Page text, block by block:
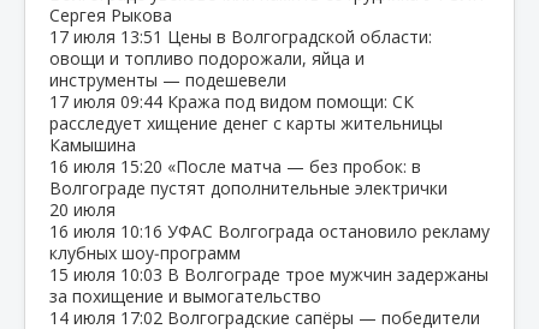
Сергея Рыкова
17 июля 13:51 Цены в Волгоградской области:
овощи и топливо подорожали, яйца и
инструменты — подешевели
17 июля 09:44 Кража под видом помощи: СК
расследует хищение денег с карты жительницы
Камышина
16 июля 15:20 «После матча — без пробок: в
Волгограде пустят дополнительные электрички
20 июля
16 июля 10:16 УФАС Волгограда остановило рекламу
клубных шоу‑программ
15 июля 10:03 В Волгограде трое мужчин задержаны
за похищение и вымогательство
14 июля 17:02 Волгоградские сапёры — победители